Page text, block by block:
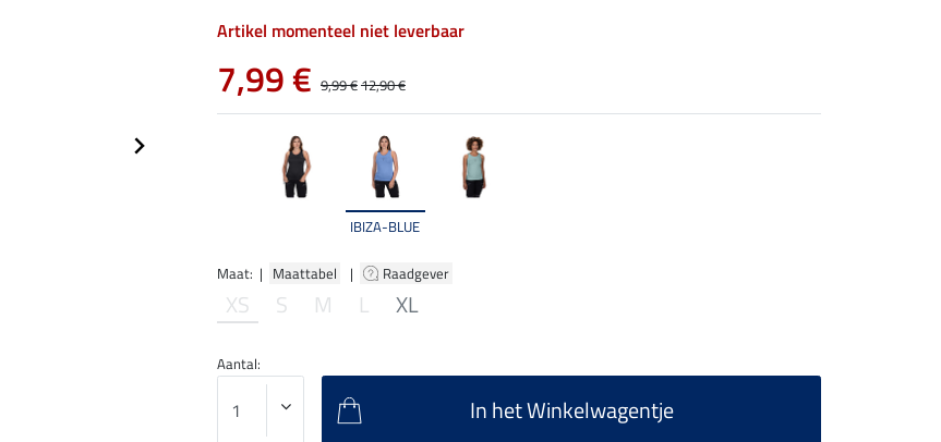
IBIZA-BLUE
Maat: | Maattabel | Raadgever
XS S M L XL
Artikel momenteel niet leverbaar
7,99 € 9,99 €12,90 €
Aantal:
In het Winkelwagentje